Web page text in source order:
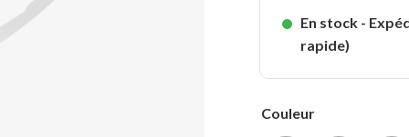
En stock -
rapide)
Couleur